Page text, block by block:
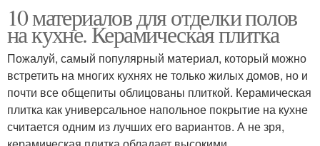
10 материалов для отделки полов
на кухне. Керамическая плитка
Пожалуй, самый популярный материал, который можно
встретить на многих кухнях не только жилых домов, но и
почти все общепиты облицованы плиткой. Керамическая
плитка как универсальное напольное покрытие на кухне
считается одним из лучших его вариантов. А не зря,